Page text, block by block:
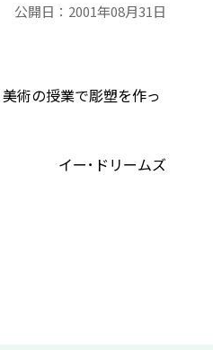
公開日： 2001年08月31日
術の授業で彫塑を作っ
イー･ドリームズ